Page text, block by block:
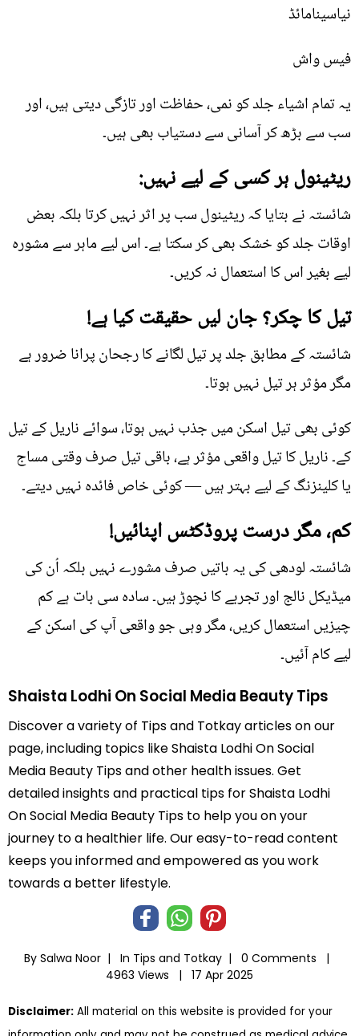
نیاسینامائڈ
فیس واش
یہ تمام اشیاء جلد کو نمی، حفاظت اور تازگی دیتی ہیں، اور
سب سے بڑھ کر آسانی سے دستیاب بھی ہیں۔
ریٹینول ہر کسی کے لیے نہیں:
شائستہ نے بتایا کہ ریٹینول سب پر اثر نہیں کرتا بلکہ بعض
اوقات جلد کو خشک بھی کر سکتا ہے۔ اس لیے ماہر سے مشورہ
لیے بغیر اس کا استعمال نہ کریں۔
تیل کا چکر؟ جان لیں حقیقت کیا ہے!
شائستہ کے مطابق جلد پر تیل لگانے کا رجحان پرانا ضرور ہے
مگر مؤثر ہر تیل نہیں ہوتا۔
کوئی بھی تیل اسکن میں جذب نہیں ہوتا، سوائے ناریل کے تیل
کے۔ ناریل کا تیل واقعی مؤثر ہے، باقی تیل صرف وقتی مساج
یا کلینزنگ کے لیے بہتر ہیں — کوئی خاص فائدہ نہیں دیتے۔
کم، مگر درست پروڈکٹس اپنائیں!
شائستہ لودھی کی یہ باتیں صرف مشورے نہیں بلکہ اُن کی
میڈیکل نالج اور تجربے کا نچوڑ ہیں۔ سادہ سی بات ہے کم
چیزیں استعمال کریں، مگر وہی جو واقعی آپ کی اسکن کے
لیے کام آئیں۔
Shaista Lodhi On Social Media Beauty Tips
Discover a variety of Tips and Totkay articles on our
page, including topics like Shaista Lodhi On Social
Media Beauty Tips and other health issues. Get
detailed insights and practical tips for Shaista Lodhi
On Social Media Beauty Tips to help you on your
journey to a healthier life. Our easy-to-read content
keeps you informed and empowered as you work
towards a better lifestyle.
By Salwa Noor | In Tips and Totkay|
0 Comments |
4963 Views |
17 Apr 2025
Disclaimer: All material on this website is provided for your